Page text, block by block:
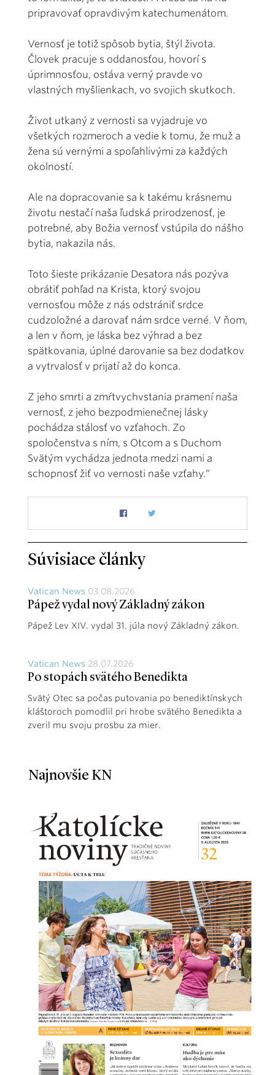
pripravovať opravdivým katechumenátom.
Vernosť je totiž spôsob bytia, štýl života.
Človek pracuje s oddanosťou, hovorí s
úprimnosťou, ostáva verný pravde vo
vlastných myšlienkach, vo svojich skutkoch.
Život utkaný z vernosti sa vyjadruje vo
všetkých rozmeroch a vedie k tomu, že muž a
žena sú vernými a spoľahlivými za každých
okolností.
Ale na dopracovanie sa k takému krásnemu
životu nestačí naša ľudská prirodzenosť, je
potrebné, aby Božia vernosť vstúpila do nášho
bytia, nakazila nás.
Toto šieste prikázanie Desatora nás pozýva
obrátiť pohľad na Krista, ktorý svojou
vernosťou môže z nás odstrániť srdce
cudzoložné a darovať nám srdce verné. V ňom,
a len v ňom, je láska bez výhrad a bez
spätkovania, úplné darovanie sa bez dodatkov
a vytrvalosť v prijatí až do konca.
Z jeho smrti a zmŕtvychvstania pramení naša
vernosť, z jeho bezpodmienečnej lásky
pochádza stálosť vo vzťahoch. Zo
spoločenstva s ním, s Otcom a s Duchom
Svätým vychádza jednota medzi nami a
schopnosť žiť vo vernosti naše vzťahy.“
Súvisiace články
Vatican News 03.08.2026
Pápež vydal nový Základný zákon
Pápež Lev XIV. vydal 31. júla nový Základný zákon.
Vatican News 28.07.2026
Po stopách svätého Benedikta
Svätý Otec sa počas putovania po benediktínskych
kláštoroch pomodlil pri hrobe svätého Benedikta a
zveril mu svoju prosbu za mier.
Najnovšie KN